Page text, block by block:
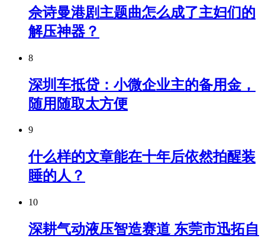
佘诗曼港剧主题曲怎么成了主妇们的
解压神器？
8
深圳车抵贷：小微企业主的备用金，
随用随取太方便
9
什么样的文章能在十年后依然拍醒装
睡的人？
10
深耕气动液压智造赛道 东莞市迅拓自